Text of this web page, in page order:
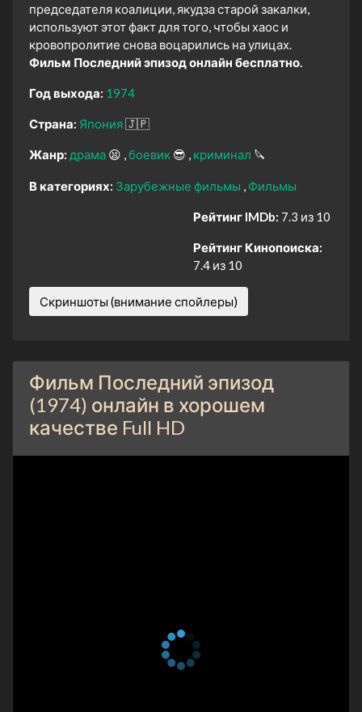
председателя коалиции, якудза старой закалки,
используют этот факт для того, чтобы хаос и
кровопролитие снова воцарились на улицах.
Фильм Последний эпизод онлайн бесплатно.
Год выхода: 1974
Страна: Япония🇯🇵
Жанр: драма 😫 боевик 😎 криминал 🔪
В категориях: Зарубежные фильмы Фильмы
Рейтинг IMDb: 7.3 из 10
Рейтинг Кинопоиска:
7.4 из 10
Скриншоты (внимание спойлеры)
Фильм Последний эпизод
(1974) онлайн в хорошем
качестве Full HD